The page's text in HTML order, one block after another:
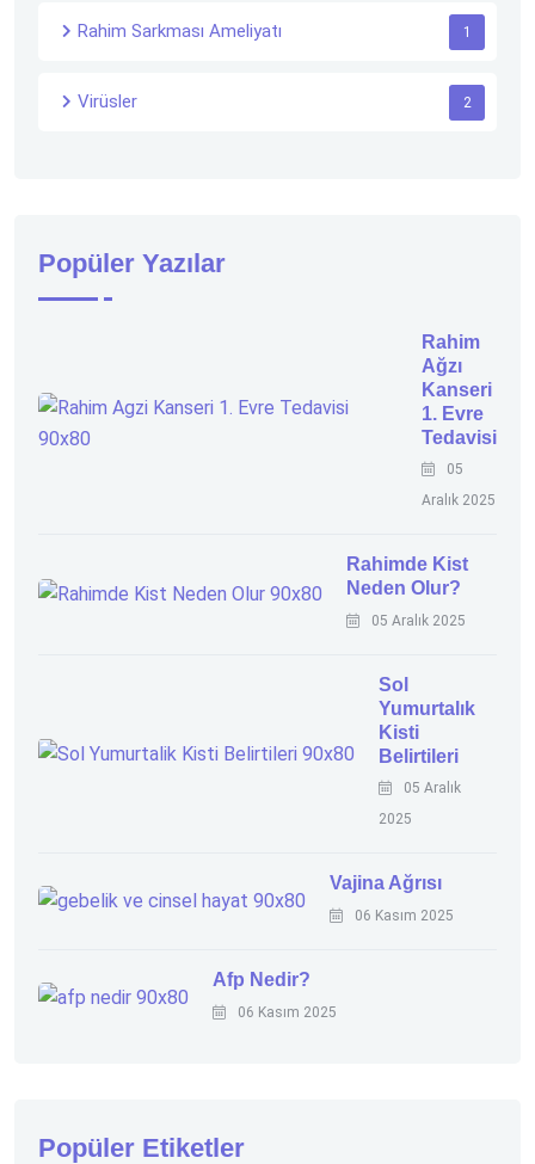
Rahim Sarkması Ameliyatı 1
Virüsler 2
Popüler Yazılar
Rahim
Ağzı
Kanseri
1. Evre
Tedavisi
05
Aralık 2025
Rahimde Kist
Neden Olur?
05 Aralık 2025
Sol
Yumurtalık
Kisti
Belirtileri
05 Aralık
2025
Vajina Ağrısı
06 Kasım 2025
Afp Nedir?
06 Kasım 2025
Popüler Etiketler